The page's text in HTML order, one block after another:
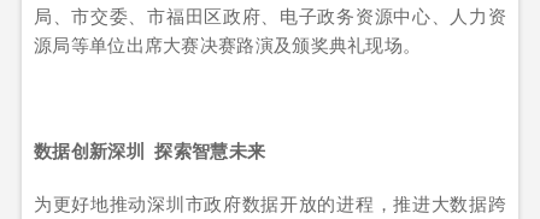
局、市交委、市福田区政府、电子政务资源中心、人力资
源局等单位出席大赛决赛路演及颁奖典礼现场。
数据创新深圳 探索智慧未来
为更好地推动深圳市政府数据开放的进程，推进大数据跨